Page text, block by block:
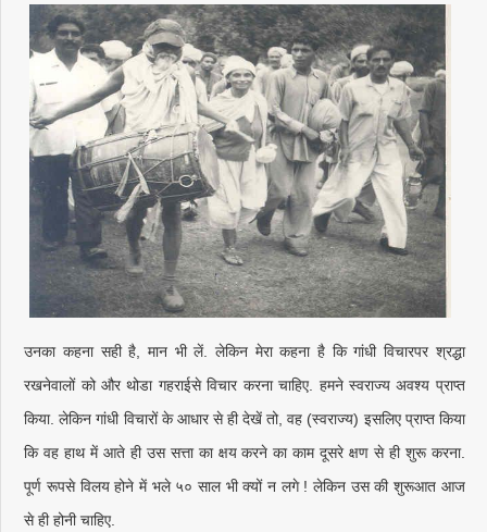
उनका कहना सही है, मान भी लें. लेकिन मेरा कहना है कि गांधी विचारपर श्रद्धा
रखनेवालों को और थोडा गहराईसे विचार करना चाहिए. हमने स्वराज्य अवश्य प्राप्त
किया. लेकिन गांधी विचारों के आधार से ही देखें तो, वह (स्वराज्य) इसलिए प्राप्त किया
कि वह हाथ में आते ही उस सत्ता का क्षय करने का काम दूसरे क्षण से ही शुरू करना.
पूर्ण रूपसे विलय होने में भले ५० साल भी क्यों न लगे ! लेकिन उस की शुरूआत आज
से ही होनी चाहिए.